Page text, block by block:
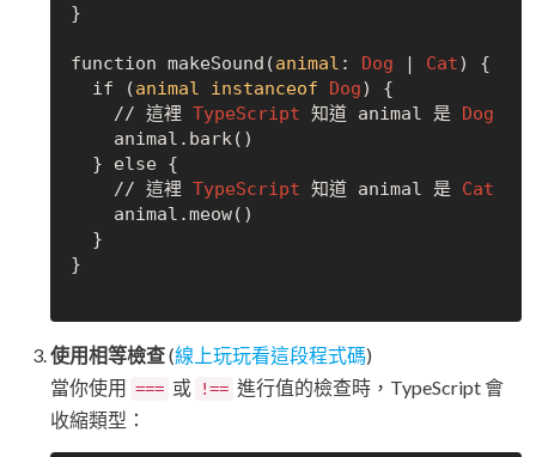
}
function makeSound(animal : Dog | Cat) {
  if (
animal instanceof Dog) {
    // 這裡
TypeScript 知道 animal 是 Dog
    // 這裡
TypeScript 知道 animal 是 Cat
}
使用相等檢查(線上玩玩看這段程式碼)
當你使用
=== 或 !== 進行值的檢查時，TypeScript 會
收縮類型：